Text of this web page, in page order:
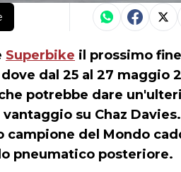
Superbike il prossimo
dal 25 al 27 maggio
potrebbe dare
su Chaz
campione del Mondo
pneumatico posteriore.